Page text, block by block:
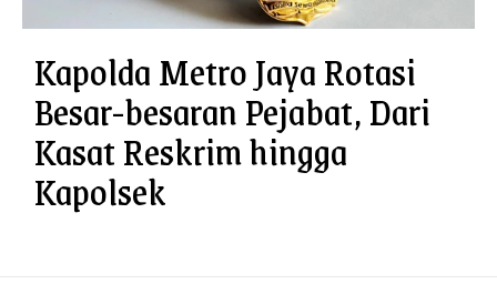
Kapolda Metro Jaya Rotasi
Besar-besaran Pejabat, Dari
Kasat Reskrim hingga
Kapolsek